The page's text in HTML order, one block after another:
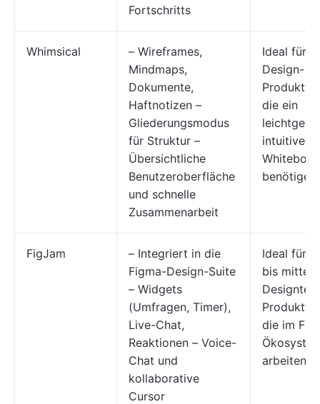
Fortschritts
Whimsical
– Wireframes,
Mindmaps,
Dokumente,
Haftnotizen –
Gliederungsmodus
für Struktur –
Übersichtliche
Benutzeroberfläche
und schnelle
Zusammenarbeit
Ideal für
Design-
die ein
intuitives
benötigen
FigJam
– Integriert in die
Figma-Design-Suite
– Widgets
(Umfragen, Timer),
Live-Chat,
Reaktionen – Voice-
Chat und
kollaborative
Cursor
Ideal für
bis
die im
arbeiten